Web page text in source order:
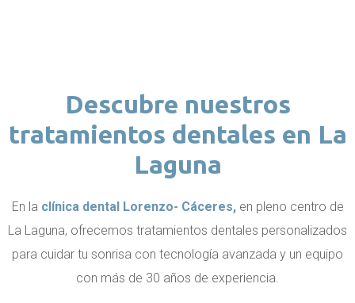
Descubre nuestros
tratamientos dentales en La
Laguna
En la clínica dental Lorenzo- Cáceres,en pleno centro de
La Laguna, ofrecemos tratamientos dentales personalizados
para cuidar tu sonrisa con tecnología avanzada y un equipo
con más de 30 años de experiencia.